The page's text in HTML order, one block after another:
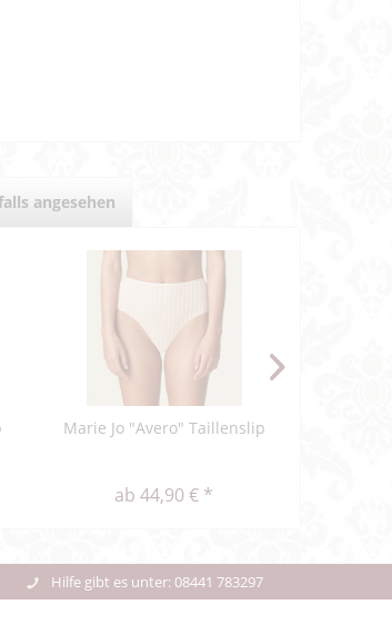
angesehen
Marie Jo "Avero" Taillenslip
ab 44,90 € *
Hilfe gibt es unter: 08441 783297